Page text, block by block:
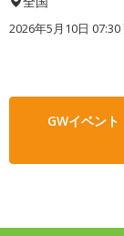
2026年5月10日 07:30
GWイベン